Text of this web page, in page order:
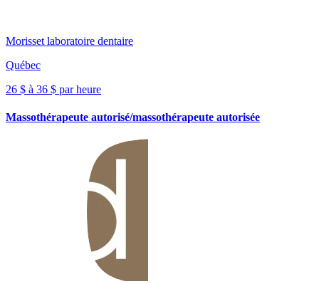
Morisset laboratoire dentaire
Québec
26 $ à 36 $ par heure
Massothérapeute autorisé/massothérapeute autorisée